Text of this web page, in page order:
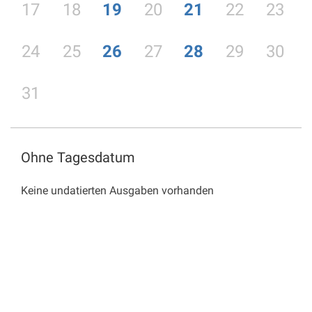
17 18 19 20 21 22 23
24 25 26 27 28 29 30
31
Ohne Tagesdatum
Keine undatierten Ausgaben vorhanden